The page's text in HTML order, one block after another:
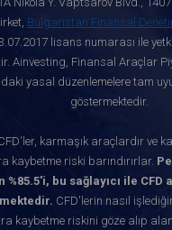
Bulgaristan Finansal
lisans numarası ile
Ainvesting, Finansal Araçlar
yasal düzenlemelere tam
göstermektedir.
karmaşık araçlardır ve
kaybetme riski barındırırlar.
%85.5'i, bu sağlayıcı ile CFD
CFD'lerin nasıl
kaybetme riskini göze alıp